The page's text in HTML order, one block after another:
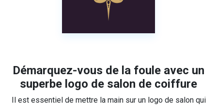
Démarquez-vous de la foule avec un
superbe logo de salon de coiffure
Il est essentiel de mettre la main sur un logo de salon qui